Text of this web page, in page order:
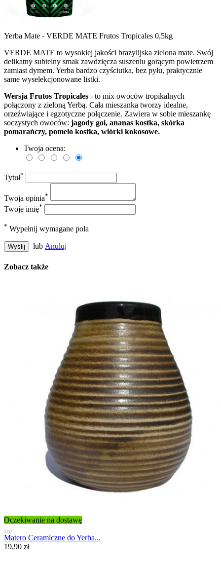
Yerba Mate - VERDE MATE Frutos Tropicales 0,5kg
VERDE MATE to wysokiej jakości brazylijska zielona mate. Swój
delikatny subtelny smak zawdzięcza suszeniu gorącym powietrzem
zamiast dymem. Yerba bardzo czyściutka, bez pyłu, praktycznie
same wyselekcjonowane listki.
Wersja Frutos Tropicales - to mix owoców tropikalnych
połączony z zieloną Yerbą. Cała mieszanka tworzy idealne,
orzeźwiające i egzotyczne połączenie. Zawiera w sobie mieszankę
soczystych owoców: jagody goi, ananas kostka, skórka
pomarańczy, pomelo kostka, wiórki kokosowe.
Twoja ocena:
Tytuł*
Twoja opinia*
Twoje imię*
* Wypełnij wymagane pola
Wyślij lub Anuluj
Zobacz także
Oczekiwanie na dostawę
Matero Ceramiczne do Yerba...
19,90 zł